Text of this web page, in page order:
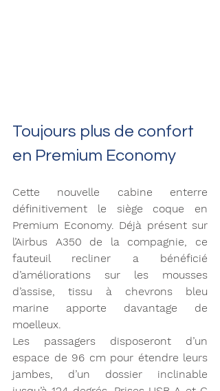
Toujours plus de confort
en Premium Economy
Cette nouvelle cabine enterre
définitivement le siège coque en
Premium Economy. Déjà présent sur
l’Airbus A350 de la compagnie, ce
fauteuil recliner a bénéficié
d’améliorations sur les mousses
d’assise, tissu à chevrons bleu
marine apporte davantage de
moelleux.
Les passagers disposeront d’un
espace de 96 cm pour étendre leurs
jambes, d’un dossier inclinable